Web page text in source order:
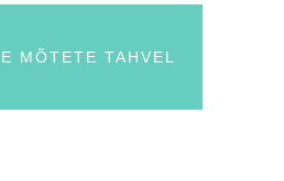
MÕTETE TAHVEL